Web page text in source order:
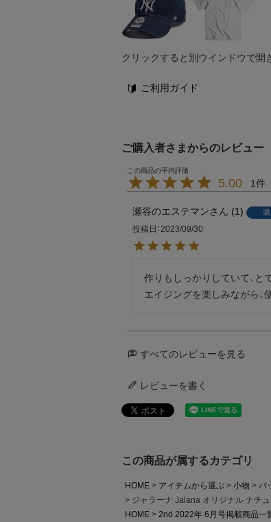
クリックすると別ウインドウで開
ご利用ガイド
ご購入者さまからのレビュー
5.00 1
瀬谷のエステマン 1
投稿日 2023/09/30
作りもしっかりしていて、と
エイジングを楽しみながら、
すべてのレビューを見る
レビューを書く
この商品が属するカテゴリ
HOME アイテムから選ぶ 小物 バ
ジャラーナ Jalana オリジナル ナチ
HOME
2nd 2022年 6月号掲載商品一